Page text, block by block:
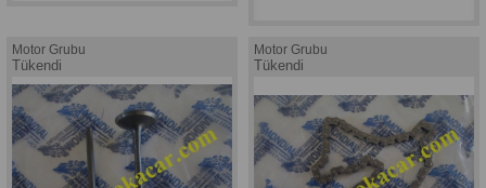
Motor Grubu
Tükendi
Motor Grubu
Tükendi